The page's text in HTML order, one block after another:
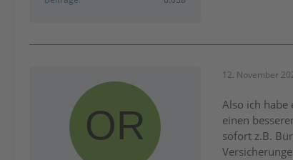
12. November
Also ich habe
einen
sofort z.B.